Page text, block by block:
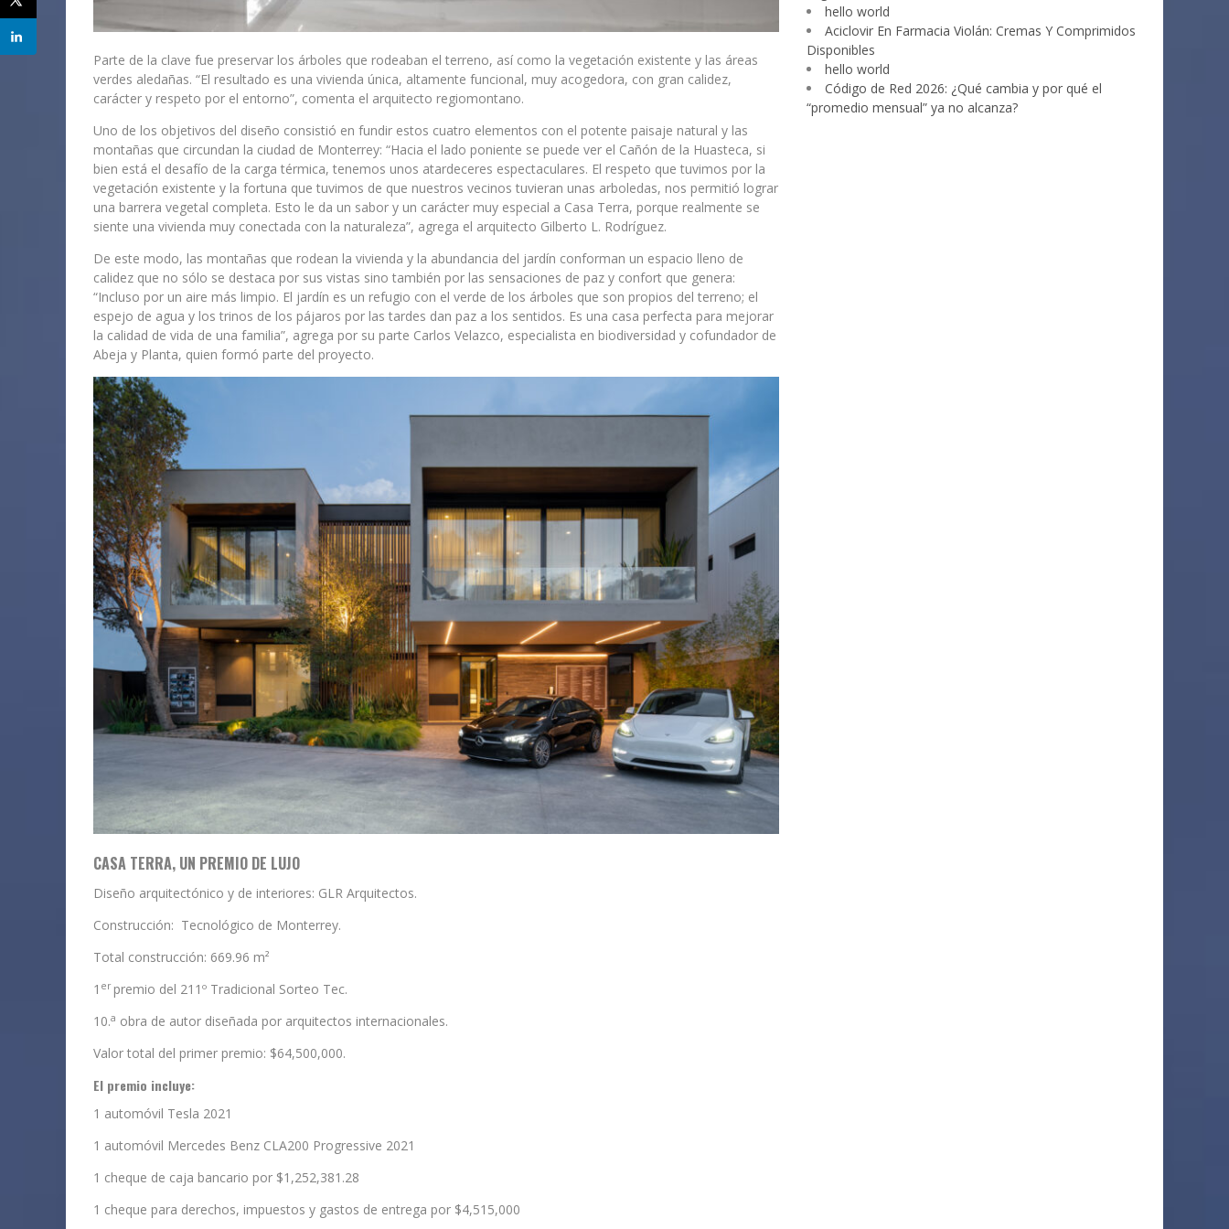
Parte de la clave fue preservar los árboles que rodeaban el terreno, así como la vegetación existente y las áreas
verdes aledañas. “El resultado es una vivienda única, altamente funcional, muy acogedora, con gran calidez,
carácter y respeto por el entorno”, comenta el arquitecto regiomontano.
Uno de los objetivos del diseño consistió en fundir estos cuatro elementos con el potente paisaje natural y las
montañas que circundan la ciudad de Monterrey: “Hacia el lado poniente se puede ver el Cañón de la Huasteca, si
bien está el desafío de la carga térmica, tenemos unos atardeceres espectaculares. El respeto que tuvimos por la
vegetación existente y la fortuna que tuvimos de que nuestros vecinos tuvieran unas arboledas, nos permitió lograr
una barrera vegetal completa. Esto le da un sabor y un carácter muy especial a Casa Terra, porque realmente se
siente una vivienda muy conectada con la naturaleza”, agrega el arquitecto Gilberto L. Rodríguez.
De este modo, las montañas que rodean la vivienda y la abundancia del jardín conforman un espacio lleno de
calidez que no sólo se destaca por sus vistas sino también por las sensaciones de paz y confort que genera:
“Incluso por un aire más limpio. El jardín es un refugio con el verde de los árboles que son propios del terreno; el
espejo de agua y los trinos de los pájaros por las tardes dan paz a los sentidos. Es una casa perfecta para mejorar
la calidad de vida de una familia”, agrega por su parte Carlos Velazco, especialista en biodiversidad y cofundador de
Abeja y Planta, quien formó parte del proyecto.
CASA TERRA, UN PREMIO DE LUJO
Diseño arquitectónico y de interiores: GLR Arquitectos.
Construcción: Tecnológico de Monterrey.
Total construcción: 669.96 m²
1 er premio del 211º Tradicional Sorteo Tec.
10.a obra de autor diseñada por arquitectos internacionales.
Valor total del primer premio: $64,500,000.
El premio incluye:
1 automóvil Tesla 2021
1 automóvil Mercedes Benz CLA200 Progressive 2021
1 cheque de caja bancario por $1,252,381.28
1 cheque para derechos, impuestos y gastos de entrega por $4,515,000
hello world
Aciclovir En Farmacia Violán: Cremas Y Comprimidos
Disponibles
hello world
Código de Red 2026: ¿Qué cambia y por qué el
“promedio mensual” ya no alcanza?